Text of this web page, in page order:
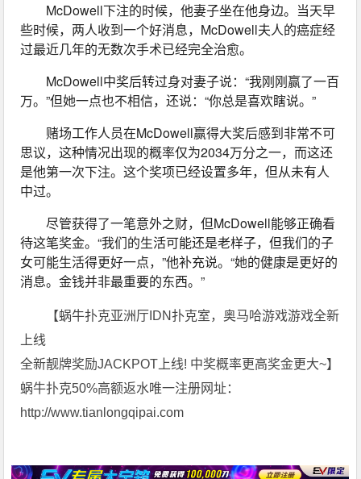
McDowell下注的时候，他妻子坐在他身边。当天早
些时候，两人收到一个好消息，McDowell夫人的癌症经
过最近几年的无数次手术已经完全治愈。
McDowell中奖后转过身对妻子说：“我刚刚赢了一百
万。”但她一点也不相信，还说：“你总是喜欢瞎说。”
赌场工作人员在McDowell赢得大奖后感到非常不可
思议，这种情况出现的概率仅为2034万分之一，而这还
是他第一次下注。这个奖项已经设置多年，但从未有人
中过。
尽管获得了一笔意外之财，但McDowell能够正确看
待这笔奖金。“我们的生活可能还是老样子，但我们的子
女可能生活得更好一点，”他补充说。“她的健康是更好的
消息。金钱并非最重要的东西。”
【蜗牛扑克亚洲厅IDN扑克室，奥马哈游戏游戏全新
上线
全新靓牌奖励JACKPOT上线! 中奖概率更高奖金更大~】
蜗牛扑克50%高额返水唯一注册网址：
http://www.tianlongqipai.com